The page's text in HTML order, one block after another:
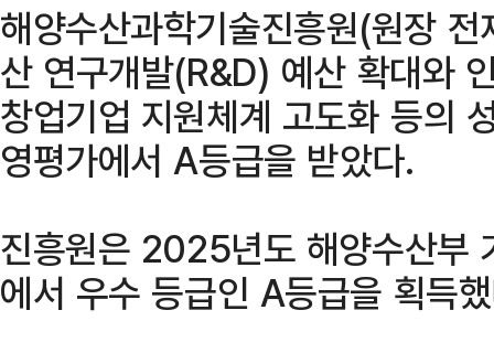
해양수산과학기술진흥원(원장
산 연구개발(R&D) 예산 확대와
창업기업 지원체계 고도화 등의
영평가에서 A등급을 받았다.
진흥원은 2025년도 해양수산부
에서 우수 등급인 A등급을 획득